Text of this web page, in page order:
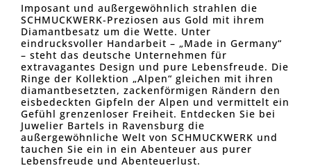
Imposant und außergewöhnlich strahlen die
SCHMUCKWERK-Preziosen aus Gold mit ihrem
Diamantbesatz um die Wette. Unter
eindrucksvoller Handarbeit – „Made in Germany“
– steht das deutsche Unternehmen für
extravagantes Design und pure Lebensfreude. Die
Ringe der Kollektion „Alpen“ gleichen mit ihren
diamantbesetzten, zackenförmigen Rändern den
eisbedeckten Gipfeln der Alpen und vermittelt ein
Gefühl grenzenloser Freiheit. Entdecken Sie bei
Juwelier Bartels in Ravensburg die
außergewöhnliche Welt von SCHMUCKWERK und
tauchen Sie ein in ein Abenteuer aus purer
Lebensfreude und Abenteuerlust.